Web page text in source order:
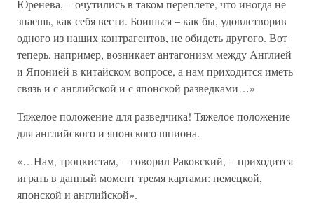
Юренева, – очутились в таком переплете, что иногда не
знаешь, как себя вести. Боишься – как бы, удовлетворив
одного из наших контрагентов, не обидеть другого. Вот
теперь, например, возникает антагонизм между Англией
и Японией в китайском вопросе, а нам приходится иметь
связь и с английской и с японской разведками…»
Тяжелое положение для разведчика! Тяжелое положение
для английского и японского шпиона.
«…Нам, троцкистам, – говорил Раковский, – приходится
играть в данный момент тремя картами: немецкой,
японской и английской».